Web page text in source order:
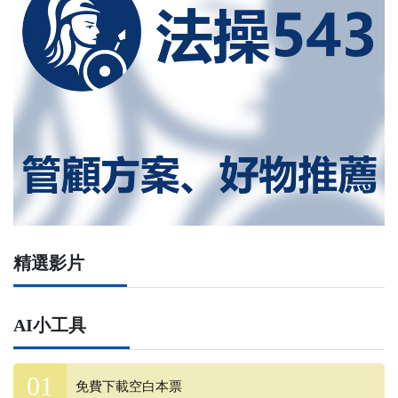
精選影片
AI小工具
免費下載空白本票